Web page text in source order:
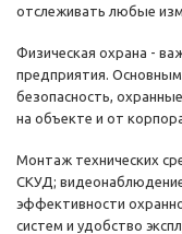
отслеживать любые
Физическая охрана -
предприятия.
безопасность,
на объекте и от
Монтаж технических
СКУД;
эффективности
систем и удобство